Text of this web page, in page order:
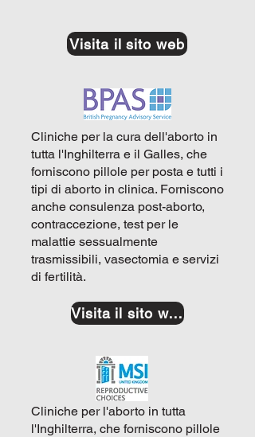
Visita il sito web
Cliniche per la cura dell'aborto in
tutta l'Inghilterra e il Galles, che
forniscono pillole per posta e tutti i
tipi di aborto in clinica. Forniscono
anche consulenza post-aborto,
contraccezione, test per le
malattie sessualmente
trasmissibili, vasectomia e servizi
di fertilità.
Visita il sito web
Cliniche per l'aborto in tutta
l'Inghilterra, che forniscono pillole